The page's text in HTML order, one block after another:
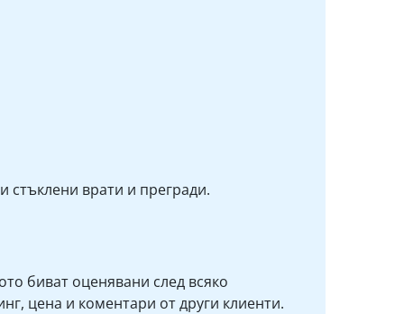
врати и прегради.
биват оценявани след всяко
цена и коментари от други клиенти.